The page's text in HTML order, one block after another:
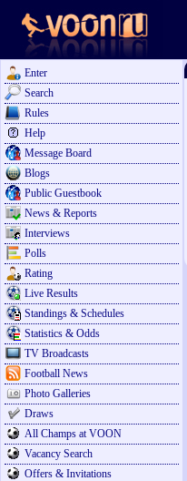
Enter
Search
Rules
Help
Message Board
Blogs
Public Guestbook
News & Reports
Interviews
Polls
Rating
Live Results
Standings & Schedules
Statistics & Odds
TV Broadcasts
Football News
Photo Galleries
Draws
All Champs at VOON
Vacancy Search
Offers & Invitations